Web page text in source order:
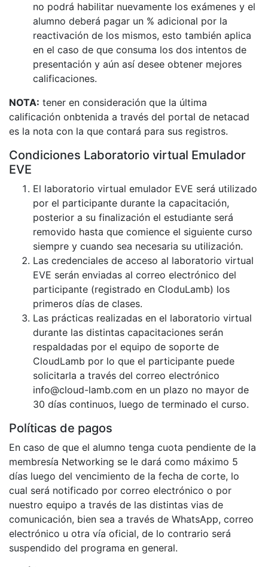
no podrá habilitar nuevamente los exámenes y el
alumno deberá pagar un % adicional por la
reactivación de los mismos, esto también aplica
en el caso de que consuma los dos intentos de
presentación y aún así desee obtener mejores
calificaciones.
NOTA: tener en consideración que la última
calificación onbtenida a través del portal de netacad
es la nota con la que contará para sus registros.
Condiciones Laboratorio virtual Emulador
EVE
El laboratorio virtual emulador EVE será utilizado
por el participante durante la capacitación,
posterior a su finalización el estudiante será
removido hasta que comience el siguiente curso
siempre y cuando sea necesaria su utilización.
Las credenciales de acceso al laboratorio virtual
EVE serán enviadas al correo electrónico del
participante (registrado en CloduLamb) los
primeros días de clases.
Las prácticas realizadas en el laboratorio virtual
durante las distintas capacitaciones serán
respaldadas por el equipo de soporte de
CloudLamb por lo que el participante puede
solicitarla a través del correo electrónico
info@cloud-lamb.com en un plazo no mayor de
30 días continuos, luego de terminado el curso.
Políticas de pagos
En caso de que el alumno tenga cuota pendiente de la
membresía Networking se le dará como máximo 5
días luego del vencimiento de la fecha de corte, lo
cual será notificado por correo electrónico o por
nuestro equipo a través de las distintas vias de
comunicación, bien sea a través de WhatsApp, correo
electrónico u otra vía oficial, de lo contrario será
suspendido del programa en general.